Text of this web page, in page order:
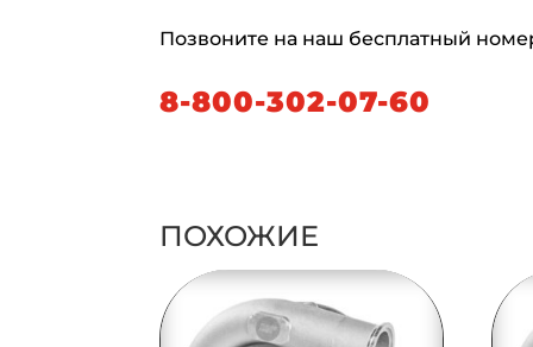
Позвоните на наш бесплатный
8-800-302-07-60
ПОХОЖИЕ